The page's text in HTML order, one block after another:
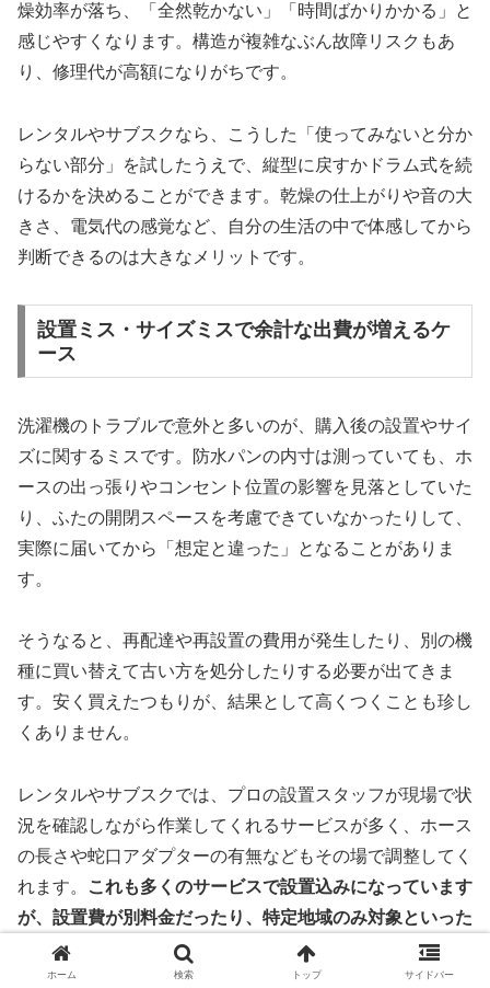
燥効率が落ち、「全然乾かない」「時間ばかりかかる」と
感じやすくなります。構造が複雑なぶん故障リスクもあ
り、修理代が高額になりがちです。
レンタルやサブスクなら、こうした「使ってみないと分か
らない部分」を試したうえで、縦型に戻すかドラム式を続
けるかを決めることができます。乾燥の仕上がりや音の大
きさ、電気代の感覚など、自分の生活の中で体感してから
判断できるのは大きなメリットです。
設置ミス・サイズミスで余計な出費が増えるケ
ース
洗濯機のトラブルで意外と多いのが、購入後の設置やサイ
ズに関するミスです。防水パンの内寸は測っていても、ホ
ースの出っ張りやコンセント位置の影響を見落としていた
り、ふたの開閉スペースを考慮できていなかったりして、
実際に届いてから「想定と違った」となることがありま
す。
そうなると、再配達や再設置の費用が発生したり、別の機
種に買い替えて古い方を処分したりする必要が出てきま
す。安く買えたつもりが、結果として高くつくことも珍し
くありません。
レンタルやサブスクでは、プロの設置スタッフが現場で状
況を確認しながら作業してくれるサービスが多く、ホース
の長さや蛇口アダプターの有無などもその場で調整してく
れます。
これも多くのサービスで設置込みになっています
が、設置費が別料金だったり、特定地域のみ対象といった
条件付きの場合もあるため、「サービスによっては有料・
対象外のケースもある」という前提を忘れないようにした
ホーム 検索 トップ サイドバー